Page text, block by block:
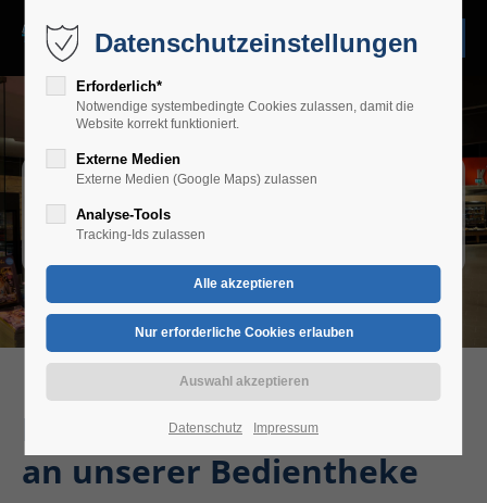
Fleischkauf ist
Vertrauenssache …
Das Feinste vom Feinen:
an unserer Bedientheke
Datenschutzeinstellungen
Erforderlich*
Notwendige systembedingte Cookies zulassen, damit die
Website korrekt funktioniert.
Externe Medien
Externe Medien (Google Maps) zulassen
Analyse-Tools
Tracking-Ids zulassen
Datenschutz Impressum